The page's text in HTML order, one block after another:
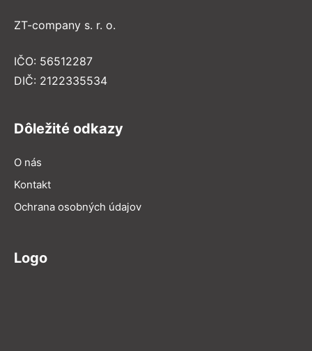
ZT-company s. r. o.
IČO: 56512287
DIČ: 2122335534
Dôležité odkazy
O nás
Kontakt
Ochrana osobných údajov
Logo